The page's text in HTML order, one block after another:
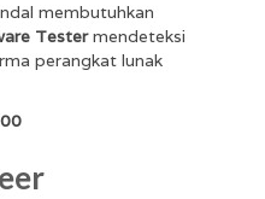
membutuhkan
Testermendeteksi
perangkat lunak